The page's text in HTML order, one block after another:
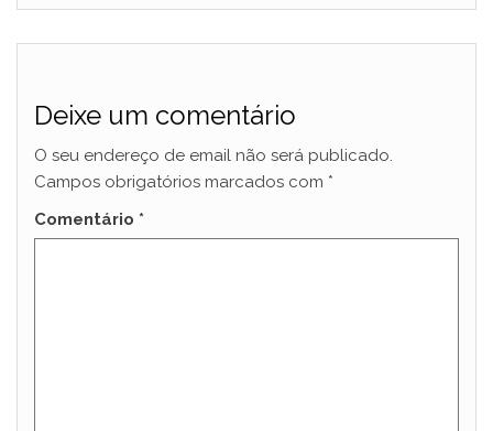
Deixe um comentário
O seu endereço de email não será publicado.
Campos obrigatórios marcados com *
Comentário *